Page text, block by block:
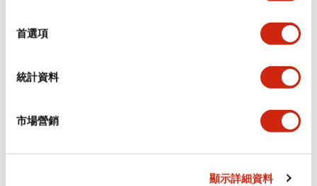
首選項
統計資料
市場營銷
顯示詳細資料
功能規格
機械規格